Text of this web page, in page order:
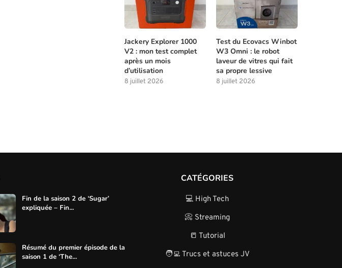
Jackery Explorer 1000
V2 : mon test complet
après un mois
d’utilisation
8 juillet 2026
Test du Ecovacs Winbot
W3 Omni : le robot
laveur de vitres qui fait
sa propre lessive
8 juillet 2026
Fin de la saison 2 de ‘Sugar’
expliquée – Fin...
Résumé du premier épisode de la
saison 1 de ‘The...
CATÉGORIES
💻 High Tech
📀 Streaming
📒 Tutorial
🧑‍💻 Trucs et astuces JV